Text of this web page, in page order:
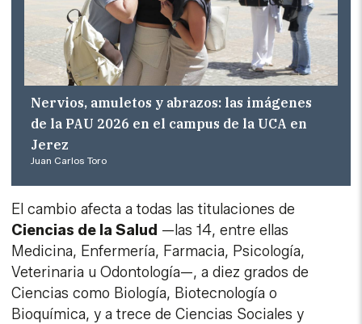
Nervios, amuletos y abrazos: las imágenes
de la PAU 2026 en el campus de la UCA en
Jerez
Juan Carlos Toro
El cambio afecta a todas las titulaciones de
Ciencias de la Salud —las 14, entre ellas
Medicina, Enfermería, Farmacia, Psicología,
Veterinaria u Odontología—, a diez grados de
Ciencias como Biología, Biotecnología o
Bioquímica, y a trece de Ciencias Sociales y